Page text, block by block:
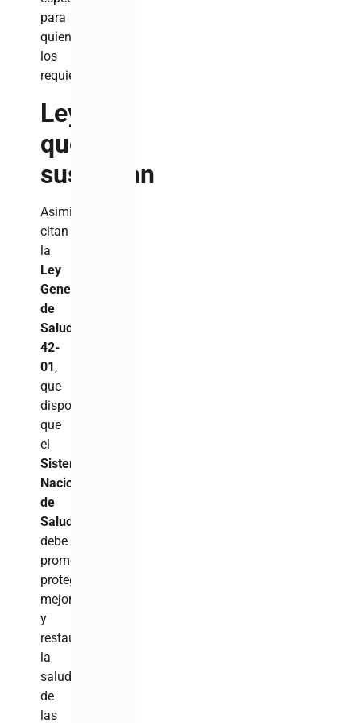
para
quienes
los
requieran.
Leyes
que
sustentan
Asimismo,
citan
la
Ley
General
de
Salud
42-
01,
que
dispone
que
el
Sistema
Nacional
de
Salud
debe
promover,
proteger,
mejorar
y
restaurar
la
salud
de
las